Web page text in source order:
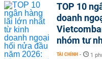
TOP 10
doanh
nhóm tư
TÀI CHÍNH - 1